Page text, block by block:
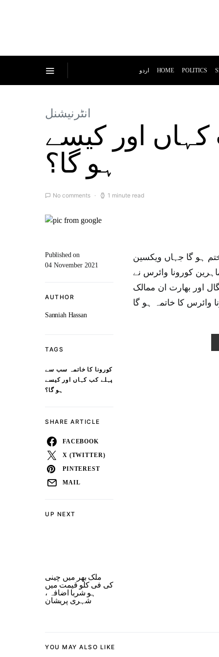
اردو HOME POLITICS
انٹرنیشنل
اور کیسے
ہو گا؟
No comments 1 minute read
UP NEXT
ملک بھر میں چینی
کی فی کلو قیمت میں
ہو شربا اضافہ ،
شہری پریشان
Published on
04 November 2021
AUTHOR
Sanniah Hassan
TAGS
کورونا کا خاتمہ سب سے
پہلے کب کہاں اور کیسے
ہو گا؟
SHARE ARTICLE
FACEBOOK
X (TWITTER)
PINTEREST
MAIL
ہو گا جہاں ویکسین
کورونا وائرس نے
اور بھارت ان ممالک
YOU MAY ALSO LIKE